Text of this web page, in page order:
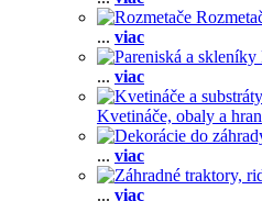
... viac
... viac
Kvetináče, obaly a
... viac
... viac